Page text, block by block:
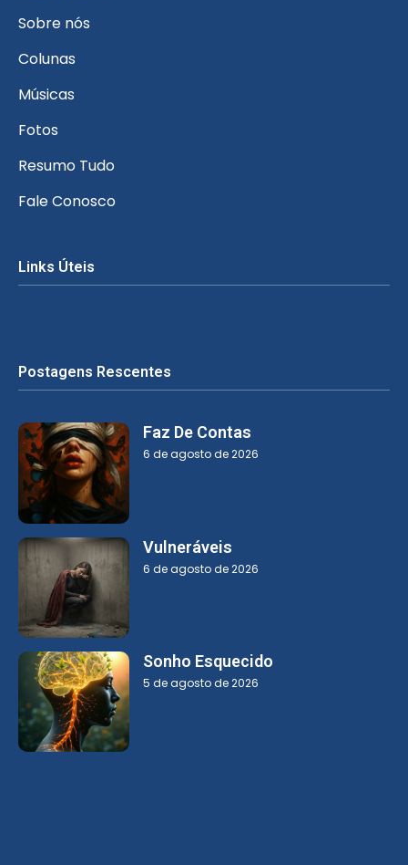
Sobre nós
Colunas
Músicas
Fotos
Resumo Tudo
Fale Conosco
Links Úteis
Postagens Rescentes
Faz De Contas
6 de agosto de 2026
Vulneráveis
6 de agosto de 2026
Sonho Esquecido
5 de agosto de 2026